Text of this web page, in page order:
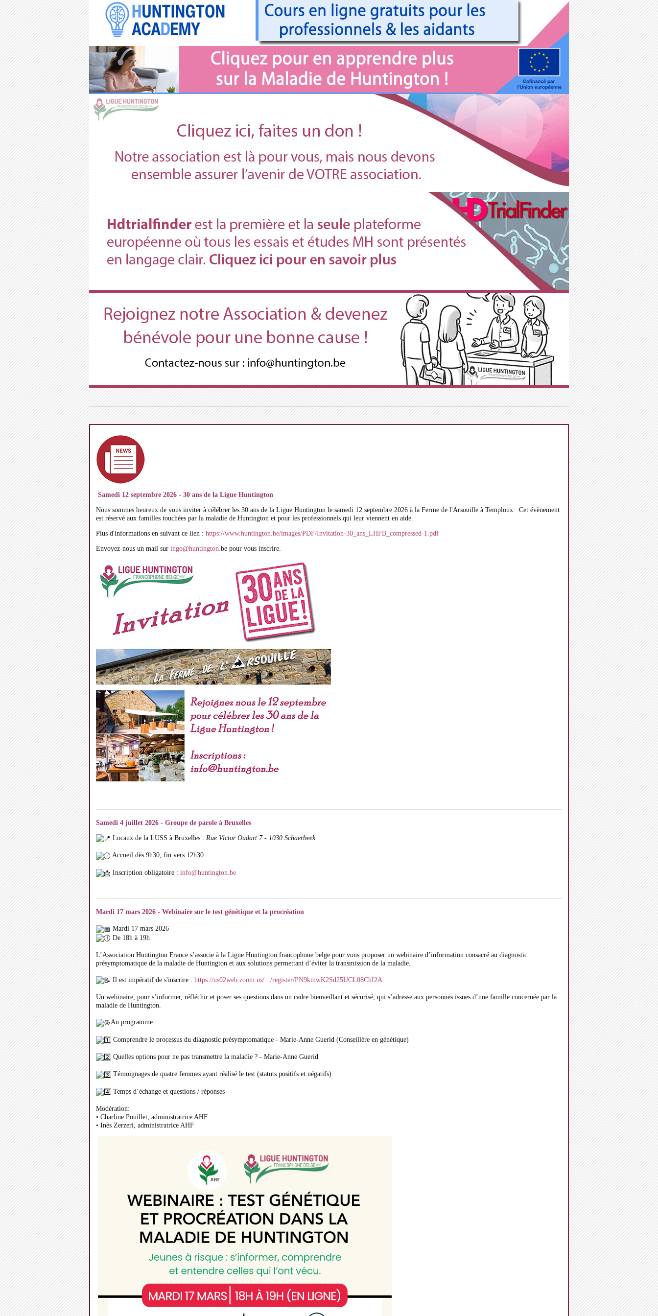
Samedi 12 septembre 2026 - 30 ans de la Ligue Huntington
Nous sommes heureux de vous inviter à célébrer les 30 ans de la Ligue Huntington le samedi 12 septembre 2026 à la Ferme de l'Arsouille à Temploux. Cet évènement
est réservé aux familles touchées par la maladie de Huntington et pour les professionnels qui leur viennent en aide.
Plus d'informations en suivant ce lien : https://www.huntington.be/images/PDF/Invitation-30_ans_LHFB_compressed-1.pdf
Envoyez-nous un mail sur ingo@huntington.be pour vous inscrire.
Samedi 4 juillet 2026 - Groupe de parole à Bruxelles
Locaux de la LUSS à Bruxelles : Rue Victor Oudart 7 - 1030 Schaerbeek
Accueil dès 9h30, fin vers 12h30
Inscription obligatoire : info@huntington.be
Mardi 17 mars 2026 - Webinaire sur le test génétique et la procréation
Mardi 17 mars 2026
De 18h à 19h
L’Association Huntington France s’associe à la Ligue Huntington francophone belge pour vous proposer un webinaire d’information consacré au diagnostic
présymptomatique de la maladie de Huntington et aux solutions permettant d’éviter la transmission de la maladie.
Il est impératif de s'inscrire : https://us02web.zoom.us/.../register/PN9kmwK2Sd25UCL08ChI2A
Un webinaire, pour s’informer, réfléchir et poser ses questions dans un cadre bienveillant et sécurisé, qui s’adresse aux personnes issues d’une famille concernée par la
maladie de Huntington.
Au programme
Comprendre le processus du diagnostic présymptomatique - Marie-Anne Guerid (Conseillère en génétique)
Quelles options pour ne pas transmettre la maladie ? - Marie-Anne Guerid
Témoignages de quatre femmes ayant réalisé le test (statuts positifs et négatifs)
Temps d’échange et questions / réponses
Modération:
• Charline Pouillet, administratrice AHF
• Inès Zerzeri, administratrice AHF